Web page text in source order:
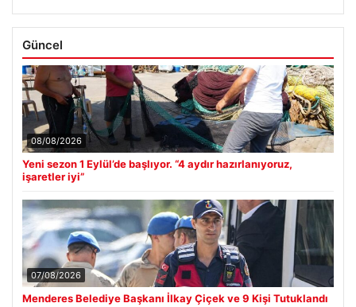
Güncel
08/08/2026
Yeni sezon 1 Eylül’de başlıyor. “4 aydır hazırlanıyoruz,
işaretler iyi”
07/08/2026
Menderes Belediye Başkanı İlkay Çiçek ve 9 Kişi Tutuklandı